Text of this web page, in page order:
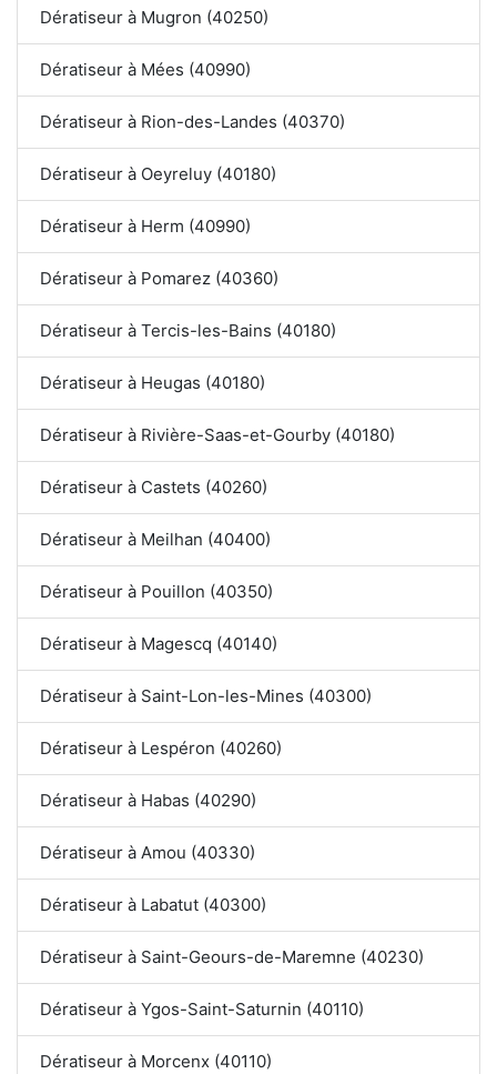
Dératiseur à Mugron (40250)
Dératiseur à Mées (40990)
Dératiseur à Rion-des-Landes (40370)
Dératiseur à Oeyreluy (40180)
Dératiseur à Herm (40990)
Dératiseur à Pomarez (40360)
Dératiseur à Tercis-les-Bains (40180)
Dératiseur à Heugas (40180)
Dératiseur à Rivière-Saas-et-Gourby (40180)
Dératiseur à Castets (40260)
Dératiseur à Meilhan (40400)
Dératiseur à Pouillon (40350)
Dératiseur à Magescq (40140)
Dératiseur à Saint-Lon-les-Mines (40300)
Dératiseur à Lespéron (40260)
Dératiseur à Habas (40290)
Dératiseur à Amou (40330)
Dératiseur à Labatut (40300)
Dératiseur à Saint-Geours-de-Maremne (40230)
Dératiseur à Ygos-Saint-Saturnin (40110)
Dératiseur à Morcenx (40110)